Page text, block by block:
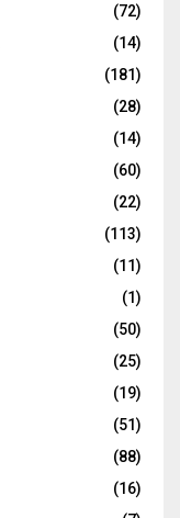
(72)
(14)
(181)
(28)
(14)
(60)
(22)
(113)
(11)
(1)
(50)
(25)
(19)
(51)
(88)
(16)